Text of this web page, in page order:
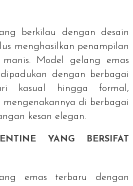
berkilau dengan desain
menghasilkan penampilan
Model gelang emas
dengan berbagai
kasual hingga formal,
di berbagai
kesan elegan.
YANG BERSIFAT
emas terbaru dengan